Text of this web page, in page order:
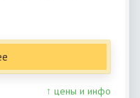
↑ цены и инфо